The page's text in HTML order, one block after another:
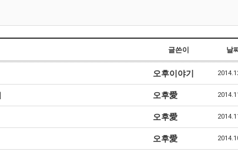
글쓴이 날
오후이야기
오후愛
오후愛
오후愛